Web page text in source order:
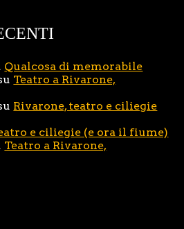
Qualcosa di memorabile
Teatro a Rivarone,
Rivarone, teatro e ciliegie
e ciliegie (e ora il fiume)
Teatro a Rivarone,